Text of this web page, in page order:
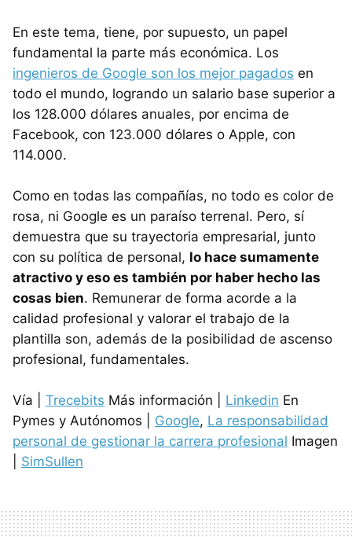
En este tema, tiene, por supuesto, un papel
fundamental la parte más económica. Los
ingenieros de Google son los mejor pagados en
todo el mundo, logrando un salario base superior a
los 128.000 dólares anuales, por encima de
Facebook, con 123.000 dólares o Apple, con
114.000.
Como en todas las compañías, no todo es color de
rosa, ni Google es un paraíso terrenal. Pero, sí
demuestra que su trayectoria empresarial, junto
con su política de personal, lo hace sumamente
atractivo y eso es también por haber hecho las
cosas bien. Remunerar de forma acorde a la
calidad profesional y valorar el trabajo de la
plantilla son, además de la posibilidad de ascenso
profesional, fundamentales.
Vía | Trecebits Más información | Linkedin En
Pymes y Autónomos | Google, La responsabilidad
personal de gestionar la carrera profesional Imagen
SimSullen